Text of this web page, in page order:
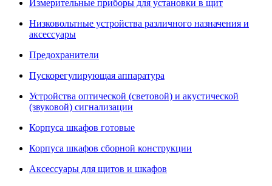
Измерительные приборы для установки в щит
Низковольтные устройства различного назначения и
аксессуары
Предохранители
Пускорегулирующая аппаратура
Устройства оптической (световой) и акустической
(звуковой) сигнализации
Корпуса шкафов готовые
Корпуса шкафов сборной конструкции
Аксессуары для щитов и шкафов